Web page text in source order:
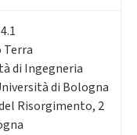
Terra
di Ingegneria
di Bologna
Risorgimento, 2